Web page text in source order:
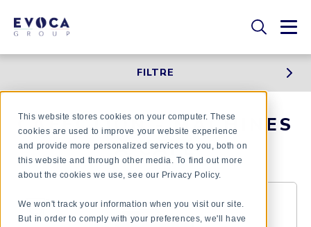
This website stores cookies on your computer. These
cookies are used to improve your website experience
and provide more personalized services to you, both on
this website and through other media. To find out more
about the cookies we use, see our Privacy Policy.
We won't track your information when you visit our site.
But in order to comply with your preferences, we'll have
FILTRE
CAFECTION - MACHINES
À CAFÉ